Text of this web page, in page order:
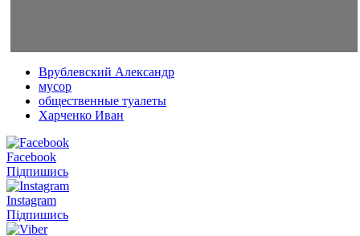
Врублевский Александр
мусор
общественные туалеты
Харченко Иван
Facebook
Підпишись
Instagram
Підпишись